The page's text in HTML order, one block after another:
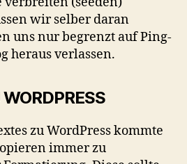
wir selber daran
uns nur begrenzt auf Ping-
heraus verlassen.
zu WordPress kommte
immer zu